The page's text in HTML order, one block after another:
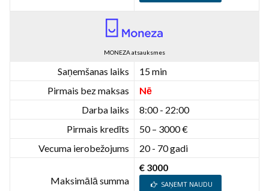
MONEZA atsauksmes
Saņemšanas laiks
15 min
Pirmais bez maksas
Nē
Darba laiks
8:00 - 22:00
Pirmais kredīts
50 – 3000 €
Vecuma ierobežojums
20 - 70 gadi
Maksimālā summa
€ 3000
SAŅEMT NAUDU